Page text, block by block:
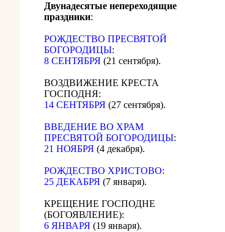
Двунадесятые непереходящие
праздники:
РОЖДЕСТВО ПРЕСВЯТОЙ
БОГОРОДИЦЫ:
8 СЕНТЯБРЯ (21 сентября).
ВОЗДВИЖЕНИЕ КРЕСТА
ГОСПОДНЯ:
14 СЕНТЯБРЯ (27 сентября).
ВВЕДЕНИЕ ВО ХРАМ
ПРЕСВЯТОЙ БОГОРОДИЦЫ:
21 НОЯБРЯ (4 декабря).
РОЖДЕСТВО ХРИСТОВО:
25 ДЕКАБРЯ (7 января).
КРЕЩЕНИЕ ГОСПОДНЕ
(БОГОЯВЛЕНИЕ):
6 ЯНВАРЯ (19 января).